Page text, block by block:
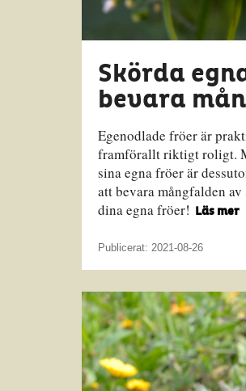
Skörda
bevara
Egenodlade fröer är
framförallt riktigt roligt.
sina egna fröer är
att bevara mångfalden
dina egna fröer!
Läs mer
Publicerat: 2021-08-26